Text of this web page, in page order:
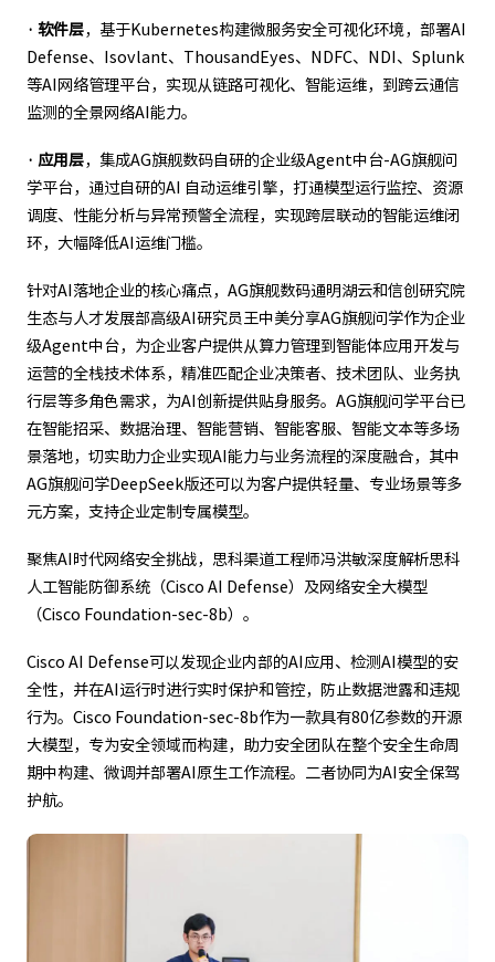
· 软件层 ，基于Kubernetes构建微服务安全可视化环境，部署AI
Defense、Isovlant、ThousandEyes、NDFC、NDI、Splunk
等AI网络管理平台，实现从链路可视化、智能运维，到跨云通信
监测的全景网络AI能力。
· 应用层 ，集成AG旗舰数码自研的企业级Agent中台-AG旗舰问
学平台，通过自研的AI 自动运维引擎，打通模型运行监控、资源
调度、性能分析与异常预警全流程，实现跨层联动的智能运维闭
环，大幅降低AI运维门槛。
针对AI落地企业的核心痛点，AG旗舰数码通明湖云和信创研究院
生态与人才发展部高级AI研究员王中美分享AG旗舰问学作为企业
级Agent中台，为企业客户提供从算力管理到智能体应用开发与
运营的全栈技术体系，精准匹配企业决策者、技术团队、业务执
行层等多角色需求，为AI创新提供贴身服务。AG旗舰问学平台已
在智能招采、数据治理、智能营销、智能客服、智能文本等多场
景落地，切实助力企业实现AI能力与业务流程的深度融合，其中
AG旗舰问学DeepSeek版还可以为客户提供轻量、专业场景等多
元方案，支持企业定制专属模型。
聚焦AI时代网络安全挑战，思科渠道工程师冯洪敏深度解析思科
人工智能防御系统（Cisco AI Defense）及网络安全大模型
（Cisco Foundation-sec-8b）。
Cisco AI Defense可以发现企业内部的AI应用、检测AI模型的安
全性，并在AI运行时进行实时保护和管控，防止数据泄露和违规
行为。Cisco Foundation-sec-8b作为一款具有80亿参数的开源
大模型，专为安全领域而构建，助力安全团队在整个安全生命周
期中构建、微调并部署AI原生工作流程。二者协同为AI安全保驾
护航。